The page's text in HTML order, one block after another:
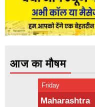
आज का मौषम
Friday
Maharashtra